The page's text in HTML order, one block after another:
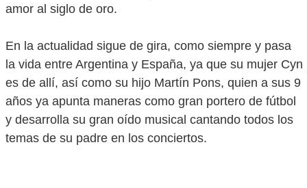
amor al siglo de oro.
En la actualidad sigue de gira, como siempre y pasa
la vida entre Argentina y España, ya que su mujer Cyn
es de allí, así como su hijo Martín Pons, quien a sus 9
años ya apunta maneras como gran portero de fútbol
y desarrolla su gran oído musical cantando todos los
temas de su padre en los conciertos.